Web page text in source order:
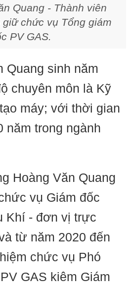
Quang -Thành viên
giữ chức vụ Tổng giám
PV GAS.
Quang sinh năm
chuyên môn là Kỹ
máy; với thời gian
năm trong ngành
Hoàng Văn Quang
vụ Giám đốc
Khí - đơn vị trực
từ năm 2020 đến
chức vụ Phó
GAS kiêm Giám